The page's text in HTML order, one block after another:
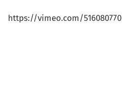
https://vimeo.com/516080770